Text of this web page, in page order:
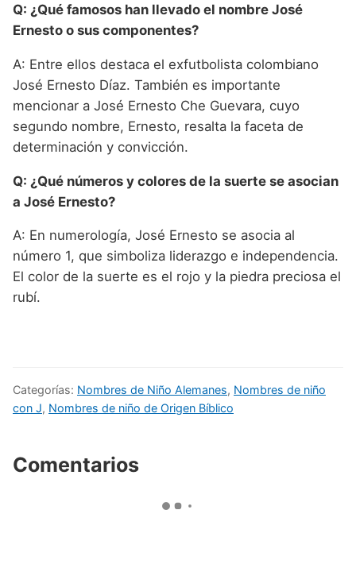
Q: ¿Qué famosos han llevado el nombre José
Ernesto o sus componentes?
A: Entre ellos destaca el exfutbolista colombiano
José Ernesto Díaz. También es importante
mencionar a José Ernesto Che Guevara, cuyo
segundo nombre, Ernesto, resalta la faceta de
determinación y convicción.
Q: ¿Qué números y colores de la suerte se asocian
a José Ernesto?
A: En numerología, José Ernesto se asocia al
número 1, que simboliza liderazgo e independencia.
El color de la suerte es el rojo y la piedra preciosa el
rubí.
Categorías: Nombres de Niño Alemanes, Nombres de niño
con J, Nombres de niño de Origen Bíblico
Comentarios